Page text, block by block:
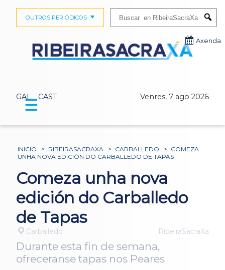
GAL CAST Venres, 7 ago 2026
OUTROS PERIÓDICOS
Axenda
☰
INICIO > RIBEIRASACRAXA > CARBALLEDO > COMEZA
UNHA NOVA EDICIÓN DO CARBALLEDO DE TAPAS
Comeza unha nova
edición do Carballedo
de Tapas
Carballedo RibeiraSacraXa
Durante esta fin de semana,
ofreceranse tapas nos Peares